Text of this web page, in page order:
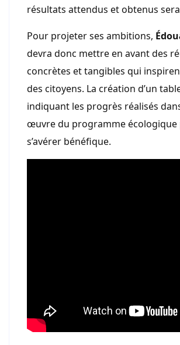
résultats attendus et obtenus
Pour projeter ses ambitions,
devra donc mettre en avant des
concrètes et tangibles qui
des citoyens. La création d’un
indiquant les progrès réalisés
œuvre du programme
s’avérer bénéfique.